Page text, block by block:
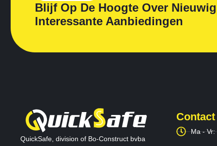
Blijf Op De Hoogte Over
Interessante Aanbiedingen
QuickSafe, division of Bo-Construct bvba
Ma -